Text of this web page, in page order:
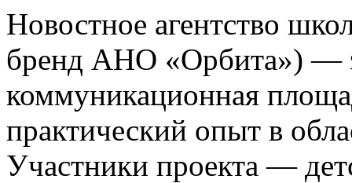
Новостное агентство
бренд АНО «Орбита») —
коммуникационная
практический опыт в
Участники проекта —